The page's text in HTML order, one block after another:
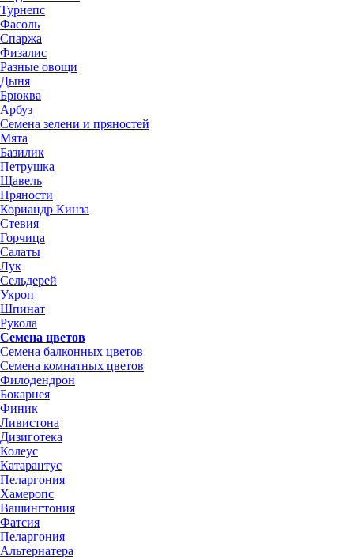
Турнепс
Фасоль
Спаржа
Физалис
Разные овощи
Дыня
Брюква
Арбуз
Семена зелени и пряностей
Мята
Базилик
Петрушка
Щавель
Пряности
Кориандр Кинза
Стевия
Горчица
Салаты
Лук
Сельдерей
Укроп
Шпинат
Рукола
Семена цветов
Семена балконных цветов
Семена комнатных цветов
Филодендрон
Бокарнея
Финик
Ливистона
Дизиготека
Колеус
Катарантус
Пеларгония
Хамеропс
Вашингтония
Фатсия
Пеларгония
Альтернатера